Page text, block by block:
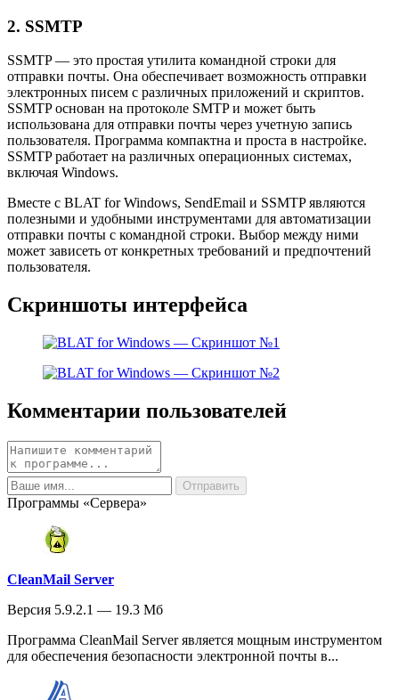
2. SSMTP
SSMTP — это простая утилита командной строки для
отправки почты. Она обеспечивает возможность отправки
электронных писем с различных приложений и скриптов.
SSMTP основан на протоколе SMTP и может быть
использована для отправки почты через учетную запись
пользователя. Программа компактна и проста в настройке.
SSMTP работает на различных операционных системах,
включая Windows.
Вместе с BLAT for Windows, SendEmail и SSMTP являются
полезными и удобными инструментами для автоматизации
отправки почты с командной строки. Выбор между ними
может зависеть от конкретных требований и предпочтений
пользователя.
Скриншоты интерфейса
Комментарии пользователей
Программы «Сервера»
CleanMail Server
Версия 5.9.2.1 — 19.3 Мб
Программа CleanMail Server является мощным инструментом
для обеспечения безопасности электронной почты в...